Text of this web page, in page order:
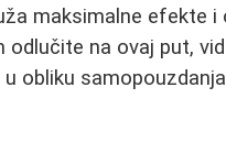
maksimalne efekte i
odlučite na ovaj put,
obliku